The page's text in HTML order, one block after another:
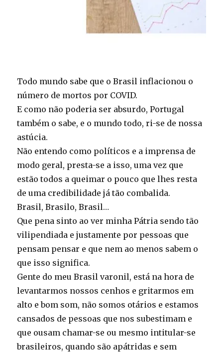
Todo mundo sabe que o Brasil inflacionou o
número de mortos por COVID.
E como não poderia ser absurdo, Portugal
também o sabe, e o mundo todo, ri-se de nossa
astúcia.
Não entendo como políticos e a imprensa de
modo geral, presta-se a isso, uma vez que
estão todos a queimar o pouco que lhes resta
de uma credibilidade já tão combalida.
Brasil, Brasilo, Brasil…
Que pena sinto ao ver minha Pátria sendo tão
vilipendiada e justamente por pessoas que
pensam pensar e que nem ao menos sabem o
que isso significa.
Gente do meu Brasil varonil, está na hora de
levantarmos nossos cenhos e gritarmos em
alto e bom som, não somos otários e estamos
cansados de pessoas que nos subestimam e
que ousam chamar-se ou mesmo intitular-se
brasileiros, quando são apátridas e sem